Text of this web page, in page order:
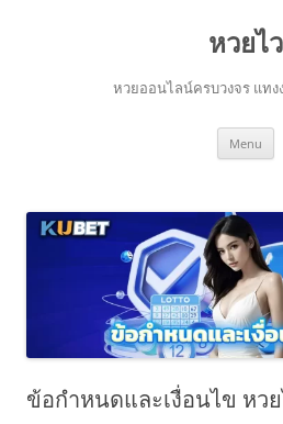
หวยไว
หวยออนไลน์ครบวงจร แท
Menu
ข้อกำหนดและเงื่อนไข หว